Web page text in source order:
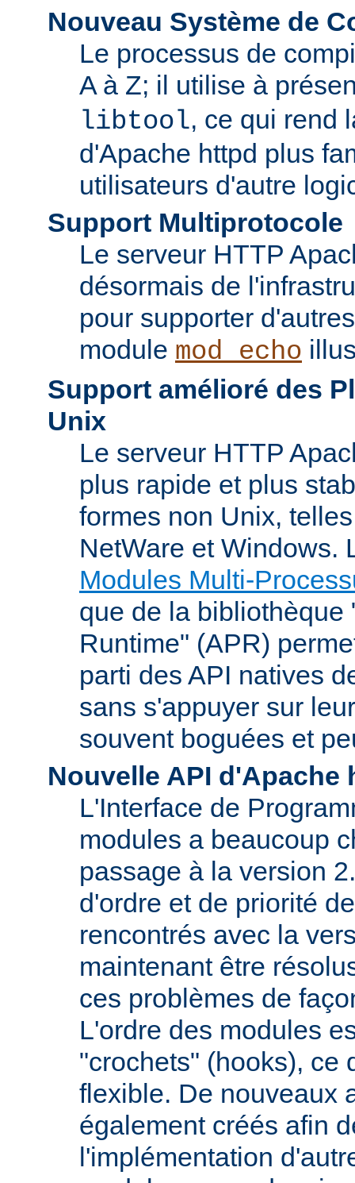
Nouveau Système de
Le processus de
A à Z; il utilise à
libtool, ce qui rend
d'Apache httpd plus
utilisateurs d'autre
Support Multiprotocole
Le serveur HTTP
désormais de
pour supporter
module mod_echo
Support amélioré des
Unix
Le serveur HTTP
plus rapide et plus
formes non Unix,
NetWare et Windows.
Modules Multi-
que de la bibliothèque
Runtime" (APR)
parti des API natives
sans s'appuyer sur
souvent boguées et
Nouvelle API d'Apache
L'Interface de
modules a beaucoup
passage à la version
d'ordre et de priorité
rencontrés avec la
maintenant être
ces problèmes de
L'ordre des modules
"crochets" (hooks), ce
flexible. De nouveaux
également créés afin
l'implémentation